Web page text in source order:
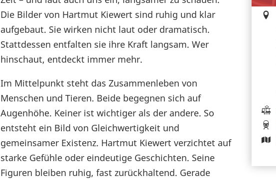
Die Bilder von Hartmut Kiewert sind ruhig und klar
aufgebaut. Sie wirken nicht laut oder dramatisch.
Stattdessen entfalten sie ihre Kraft langsam. Wer
hinschaut, entdeckt immer mehr.
Im Mittelpunkt steht das Zusammenleben von
Menschen und Tieren. Beide begegnen sich auf
Augenhöhe. Keiner ist wichtiger als der andere. So
entsteht ein Bild von Gleichwertigkeit und
gemeinsamer Existenz. Hartmut Kiewert verzichtet auf
starke Gefühle oder eindeutige Geschichten. Seine
Figuren bleiben ruhig, fast zurückhaltend. Gerade